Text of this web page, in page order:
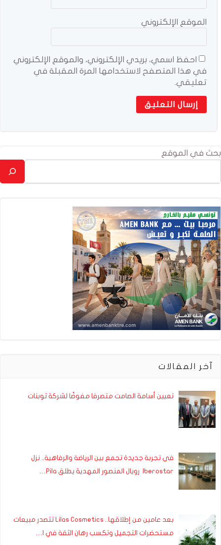
الموقع الإلكتروني
احفظ اسمي، بريدي الإلكتروني، والموقع الإلكتروني
في هذا المتصفح لاستخدامها المرة المقبلة في
تعليقي.
بحث في الموقع
آخر المقالات
تعيين أسامة الصامت متصرفا مفوضًا لشركة توبنات
في تجربة جديدة تجمع بين الرياضة والرفاهية.. نزل
Iberostar رويال المنصور المهدية يطلق Pila…
بعد عامين من إطلاقها.. Lilas Cosmetics تتصدر مبيعات
مستحضرات التجميل وتكسب رهان الثقة في ا…